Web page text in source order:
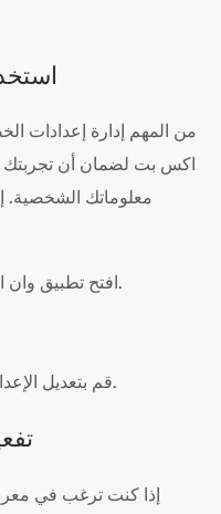
3.
من المهم إدارة إعدادات
اكس بت لضمان أن
معلوماتك الشخصية.
افتح تطبيق وان اكس بت وقم بتسجيل الدخول.
قم بتعديل الإعدادات بما يتناسب مع احتياجاتك.
4.
إذا كنت ترغب في